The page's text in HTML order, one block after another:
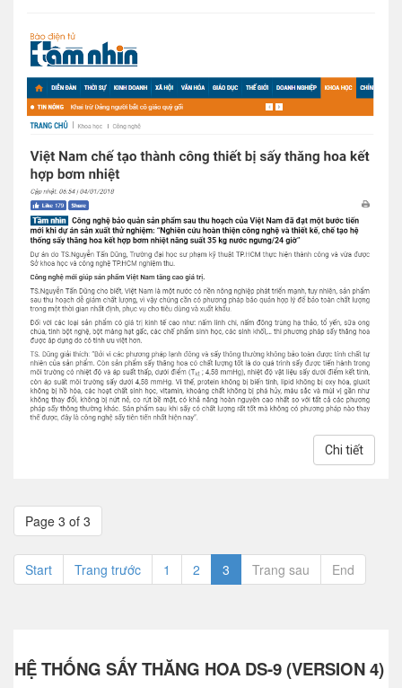
Chi tiết
Page 3 of 3
Start Trang trước 1 2 3 Trang sau End
HỆ THỐNG SẤY THĂNG HOA DS-9 (VERSION 4)